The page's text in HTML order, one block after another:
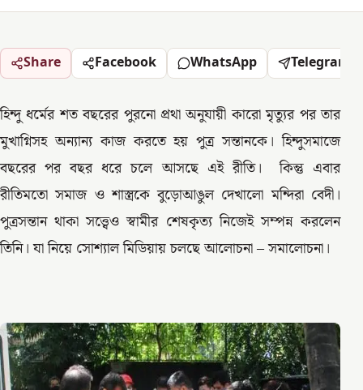
Share Facebook WhatsApp Telegram
হিন্দু ধর্মের শত বছরের পুরনো প্রথা অনুযায়ী কারো মৃত্যুর পর তার
মুখাগ্নিসহ অন্যান্য কাজ করতে হয় পুত্র সন্তানকে। হিন্দুসমাজে
বছরের পর বছর ধরে চলে আসছে এই রীতি। কিন্তু এবার
রীতিমতো সমাজ ও শাস্ত্রকে বুড়োআঙুল দেখালো মন্দিরা বেদী।
পুত্রসন্তান থাকা সত্ত্বেও স্বামীর শেষকৃত্য নিজেই সম্পন্ন করলেন
তিনি। যা নিয়ে সোশ্যাল মিডিয়ায় চলছে আলোচনা – সমালোচনা।